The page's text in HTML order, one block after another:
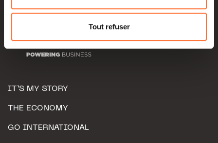
Pour de plus amples informations sur la manière dont
nous utilisons lescookies et sommes amenés à traiter
Charte d’usage des cookieset notrePolitique de
Tout refuser
IT’S MY STORY
THE ECONOMY
GO INTERNATIONAL